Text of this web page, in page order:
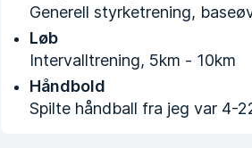
Generell styrketrening,
Løb
Intervalltrening, 5km - 10km
Håndbold
Spilte håndball fra jeg var 4-